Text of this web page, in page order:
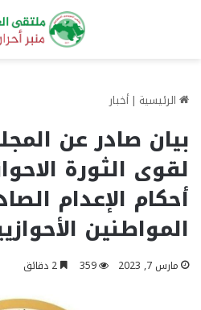
الرئيسية | أخبار
بيان صادر عن
لقوى الثورة
أحكام الإعدام
المواطنين
مارس 7, 2023 359